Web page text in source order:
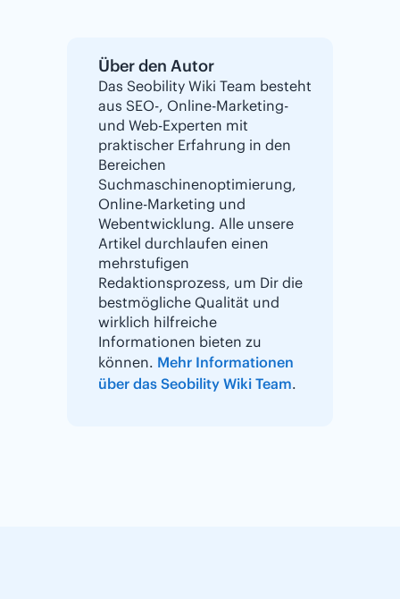
Über den Autor
Das Seobility Wiki Team besteht
aus SEO-, Online-Marketing-
und Web-Experten mit
praktischer Erfahrung in den
Bereichen
Suchmaschinenoptimierung,
Online-Marketing und
Webentwicklung. Alle unsere
Artikel durchlaufen einen
mehrstufigen
Redaktionsprozess, um Dir die
bestmögliche Qualität und
wirklich hilfreiche
Informationen bieten zu
können. Mehr Informationen
über das Seobility Wiki Team.